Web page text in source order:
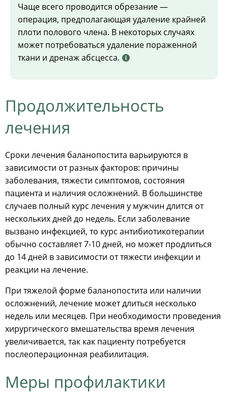
Чаще всего проводится обрезание —
операция, предполагающая удаление крайней
плоти полового члена. В некоторых случаях
может потребоваться удаление пораженной
ткани и дренаж абсцесса.
Продолжительность
лечения
Сроки лечения баланопостита варьируются в
зависимости от разных факторов: причины
заболевания, тяжести симптомов, состояния
пациента и наличия осложнений. В большинстве
случаев полный курс лечения у мужчин длится от
нескольких дней до недель. Если заболевание
вызвано инфекцией, то курс антибиотикотерапии
обычно составляет 7-10 дней, но может продлиться
до 14 дней в зависимости от тяжести инфекции и
реакции на лечение.
При тяжелой форме баланопостита или наличии
осложнений, лечение может длиться несколько
недель или месяцев. При необходимости проведения
хирургического вмешательства время лечения
увеличивается, так как пациенту потребуется
послеоперационная реабилитация.
Меры профилактики